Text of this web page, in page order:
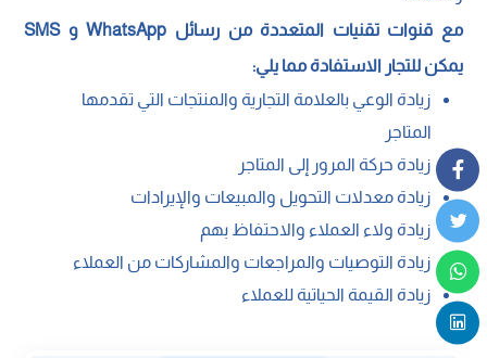
مع قنوات تقنيات المتعددة من رسائل WhatsApp و SMS
يمكن للتجار الاستفادة مما يلي:
زيادة الوعي بالعلامة التجارية والمنتجات التي تقدمها
المتاجر
زيادة حركة المرور إلى المتاجر
زيادة معدلات التحويل والمبيعات والإيرادات
زيادة ولاء العملاء والاحتفاظ بهم
زيادة التوصيات والمراجعات والمشاركات من العملاء
زيادة القيمة الحياتية للعملاء